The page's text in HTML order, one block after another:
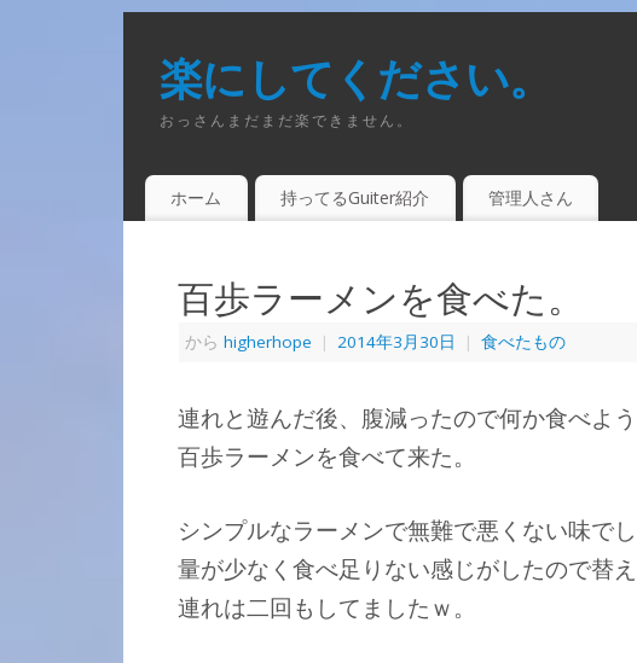
楽にしてください。
おっさんまだまだ楽できません。
ホーム 持ってるGuiter紹介 管理人さん
百歩ラーメンを食べた。
から higherhope | 2014年3月30日 | 食べたもの
連れと遊んだ後、腹減ったので何か食べよ
百歩ラーメンを食べて来た。
シンプルなラーメンで無難で悪くない味でし
量が少なく食べ足りない感じがしたので替え
連れは二回もしてましたｗ。